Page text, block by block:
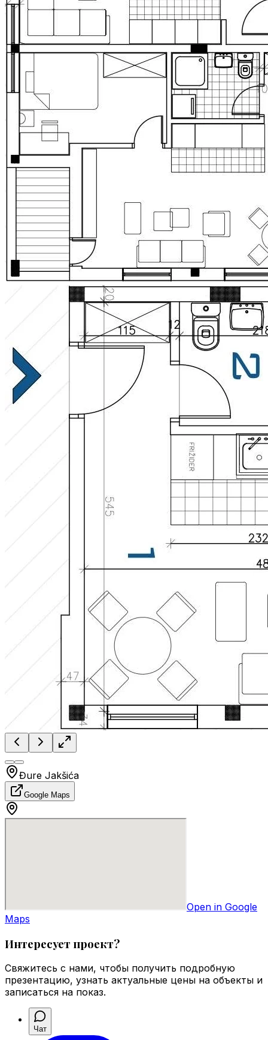
Đure Jakšića
Google Maps
Open in Google
Maps
Интересует проект?
Свяжитесь с нами, чтобы получить подробную
презентацию, узнать актуальные цены на объекты и
записаться на показ.
Чат